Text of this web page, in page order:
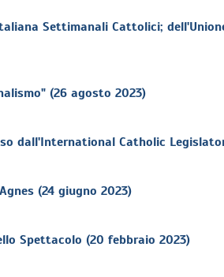
Settimanali Cattolici;
(26 agosto 2023)
dall'International Catholic
(24 giugno 2023)
Spettacolo (20 febbraio 2023)